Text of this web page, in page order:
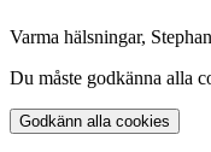
Varma hälsningar, Stephan
Du måste godkänna alla
Godkänn alla cookies